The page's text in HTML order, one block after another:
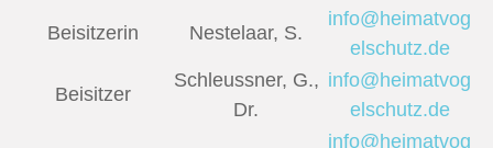
Beisitzerin Nestelaar, S.
info@heimatvog
elschutz.de
Beisitzer
Schleussner, G.,
Dr.
info@heimatvog
elschutz.de
info@heimatvog